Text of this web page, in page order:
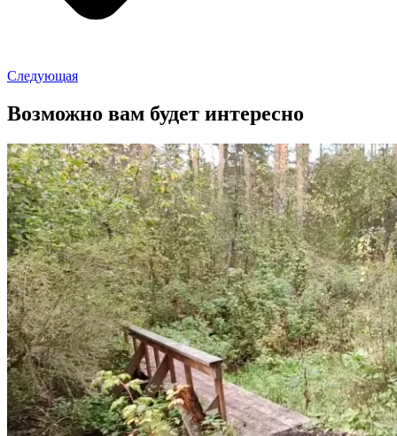
Следующая
Возможно вам будет интересно